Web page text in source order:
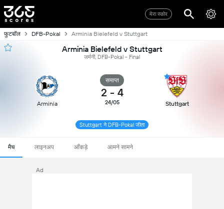
मेरा स्कोर
फुटबॉल DFB-Pokal Arminia Bielefeld v Stuttgart
Arminia Bielefeld v Stuttgart
जर्मनी, DFB-Pokal - Final
Arminia
समाप्त
2 - 4
24/05 Stuttgart
Stuttgart ने DFB-Pokal जीता
मैच लाइनअप आँकड़े आमने सामने
Ad